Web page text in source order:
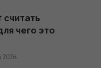
чего это
2026